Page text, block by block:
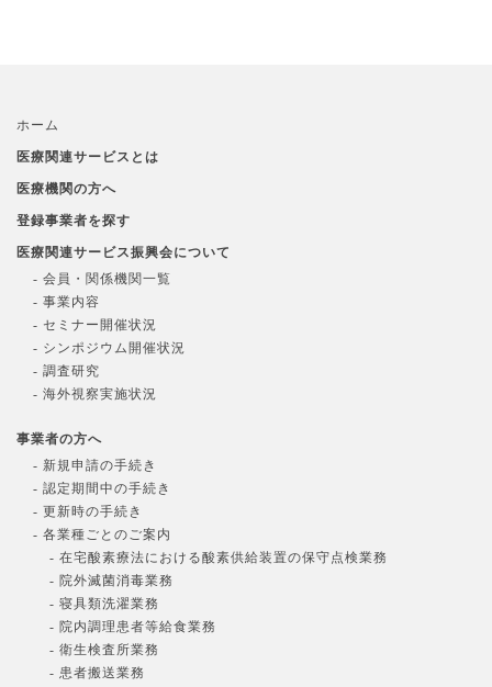
ホーム
医療関連サービスとは
医療機関の方へ
登録事業者を探す
医療関連サービス振興会について
- 会員・関係機関一覧
- 事業内容
- セミナー開催状況
- シンポジウム開催状況
- 調査研究
- 海外視察実施状況
事業者の方へ
- 新規申請の手続き
- 認定期間中の手続き
- 更新時の手続き
- 各業種ごとのご案内
- 在宅酸素療法における酸素供給装置の保守点検業務
- 院外滅菌消毒業務
- 寝具類洗濯業務
- 院内調理患者等給食業務
- 衛生検査所業務
- 患者搬送業務